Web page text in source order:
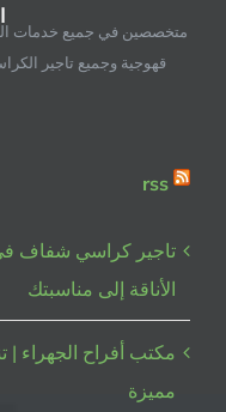
متخصصين في جميع خدمات
قهوجية وجميع تاجير
rss
تاجير كراسي شفاف
الأناقة إلى مناسبتك
مكتب أفراح الجهراء |
مميزة